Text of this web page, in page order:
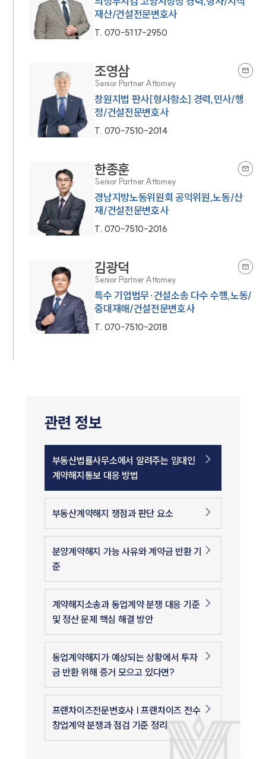
재산/건설전문변호사
T. 070-5117-2950
조영삼
Senior Partner Attorney
창원지법 판사[형사항소] 경력,민사/행
정/건설전문변호사
T. 070-7510-2014
한종훈
Senior Partner Attorney
경남지방노동위원회 공익위원,노동/산
재/건설전문변호사
T. 070-7510-2016
김광덕
Senior Partner Attorney
특수 기업법무·건설소송 다수 수행,노동/
중대재해/건설전문변호사
T. 070-7510-2018
관련 정보
부동산법률사무소에서 알려주는 임대인
계약해지통보 대응 방법
부동산계약해지 쟁점과 판단 요소
분양계약해지 가능 사유와 계약금 반환 기
준
계약해지소송과 동업계약 분쟁 대응 기준
및 정산 문제 핵심 해결 방안
동업계약해지가 예상되는 상황에서 투자
금 반환 위해 증거 모으고 있다면?
프랜차이즈전문변호사 | 프랜차이즈 전수
창업계약 분쟁과 점검 기준 정리